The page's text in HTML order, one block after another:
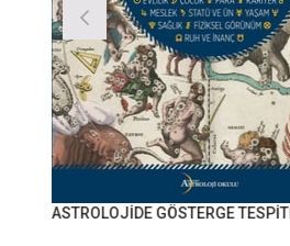
ASTROLOJİDE GÖSTERGE TESPİTİ